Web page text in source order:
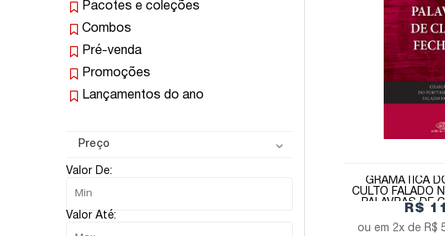
Pacotes e coleções
Combos
Pré-venda
Promoções
Lançamentos do ano
Preço
Valor De:
Valor Até:
GRAMÁTICA
CULTO FALADO
- PALAVRAS DE
R$
2x de R$